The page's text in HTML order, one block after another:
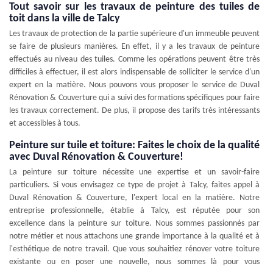
Tout savoir sur les travaux de peinture des tuiles de
toit dans la ville de Talcy
Les travaux de protection de la partie supérieure d'un immeuble peuvent
se faire de plusieurs manières. En effet, il y a les travaux de peinture
effectués au niveau des tuiles. Comme les opérations peuvent être très
difficiles à effectuer, il est alors indispensable de solliciter le service d'un
expert en la matière. Nous pouvons vous proposer le service de Duval
Rénovation & Couverture qui a suivi des formations spécifiques pour faire
les travaux correctement. De plus, il propose des tarifs très intéressants
et accessibles à tous.
Peinture sur tuile et toiture: Faites le choix de la qualité
avec Duval Rénovation & Couverture!
La peinture sur toiture nécessite une expertise et un savoir-faire
particuliers. Si vous envisagez ce type de projet à Talcy, faites appel à
Duval Rénovation & Couverture, l'expert local en la matière. Notre
entreprise professionnelle, établie à Talcy, est réputée pour son
excellence dans la peinture sur toiture. Nous sommes passionnés par
notre métier et nous attachons une grande importance à la qualité et à
l'esthétique de notre travail. Que vous souhaitiez rénover votre toiture
existante ou en poser une nouvelle, nous sommes là pour vous